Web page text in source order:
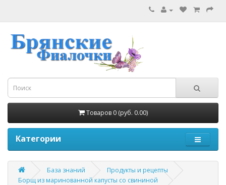
Товаров 0 (руб. 0.00)
Категории
База знаний
Продукты и рецепты
Борщ из маринованной капусты со свининой